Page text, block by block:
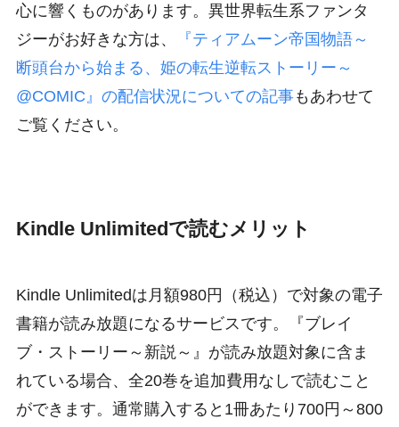
心に響くものがあります。異世界転生系ファンタ
ジーがお好きな方は、
『ティアムーン帝国物語～
断頭台から始まる、姫の転生逆転ストーリー～
@COMIC』の配信状況についての記事もあわせて
ご覧ください。
Kindle Unlimitedで読むメリット
Kindle Unlimitedは月額980円（税込）で対象の電子
書籍が読み放題になるサービスです。『ブレイ
ブ・ストーリー～新説～』が読み放題対象に含ま
れている場合、全20巻を追加費用なしで読むこと
ができます。通常購入すると1冊あたり700円～800